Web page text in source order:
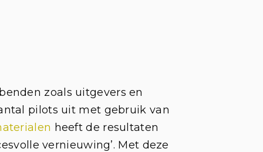
zoals uitgevers en
pilots uit met gebruik van
heeft de resultaten
vernieuwing’. Met deze